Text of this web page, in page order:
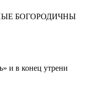
БОГОРОДИЧНЫ
и в конец утрени